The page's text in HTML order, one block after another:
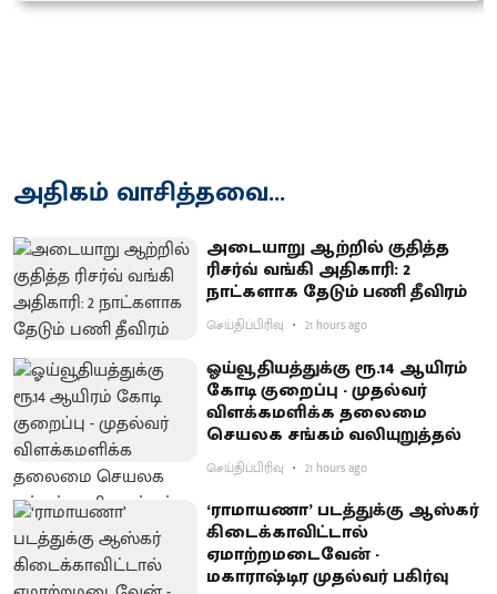
அதிகம் வாசித்தவை...
அடையாறு ஆற்றில் குதித்த
ரிசர்வ் வங்கி அதிகாரி: 2
நாட்களாக தேடும் பணி தீவிரம்
செய்திப்பிரிவு 21 hours ago
ஓய்வூதியத்துக்கு ரூ.14 ஆயிரம்
கோடி குறைப்பு - முதல்வர்
விளக்கமளிக்க தலைமை
செயலக சங்கம் வலியுறுத்தல்
செய்திப்பிரிவு 21 hours ago
‘ராமாயணா’ படத்துக்கு ஆஸ்கர்
கிடைக்காவிட்டால்
ஏமாற்றமடைவேன் -
மகாராஷ்டிர முதல்வர் பகிர்வு